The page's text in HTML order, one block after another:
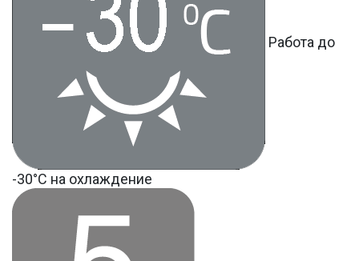
Работа до
-30°С на охлаждение